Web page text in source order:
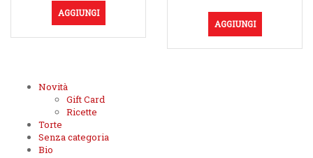
AGGIUNGI
AGGIUNGI
Novità
Gift Card
Ricette
Torte
Senza categoria
Bio